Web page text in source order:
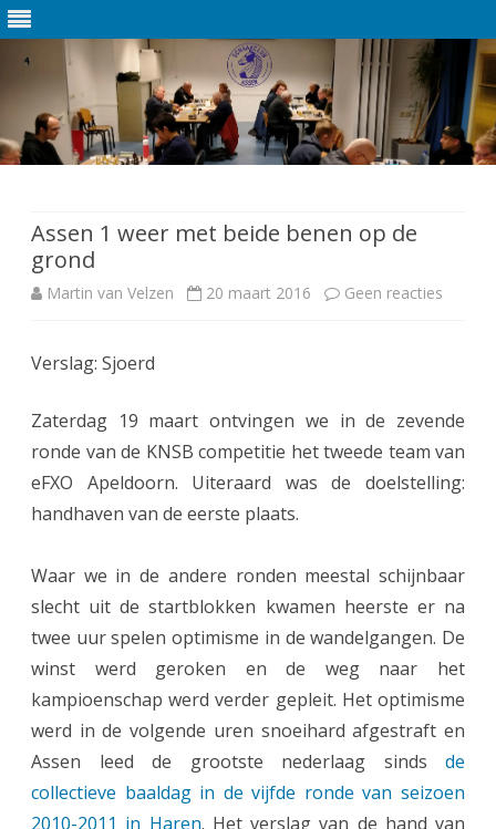
de
inhoud
Assen 1 weer met beide benen op de
grond
Martin van Velzen 20 maart 2016 Geen reacties
s
e
w
e
e
m
e
Verslag: Sjoerd
Zaterdag 19 maart ontvingen we in de zevende
ronde van de KNSB competitie het tweede team van
eFXO Apeldoorn. Uiteraard was de doelstelling:
handhaven van de eerste plaats.
Waar we in de andere ronden meestal schijnbaar
slecht uit de startblokken kwamen heerste er na
twee uur spelen optimisme in de wandelgangen. De
winst werd geroken en de weg naar het
kampioenschap werd verder gepleit. Het optimisme
werd in de volgende uren snoeihard afgestraft en
Assen leed de grootste nederlaag sinds de
collectieve baaldag in de vijfde ronde van seizoen
2010-2011 in Haren. Het verslag van de hand van